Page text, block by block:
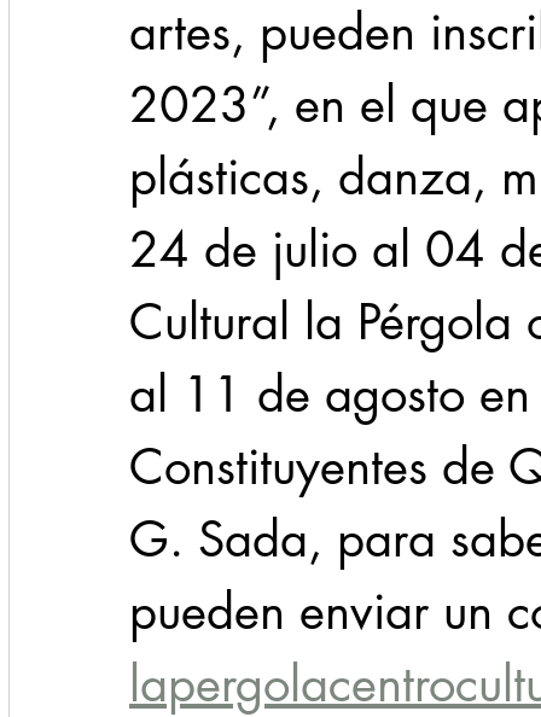
artes, pueden
2023”, en el que
plásticas, danza,
24 de julio al 04
Cultural la
al 11 de agosto
Constituyentes de
G. Sada, para
pueden enviar un